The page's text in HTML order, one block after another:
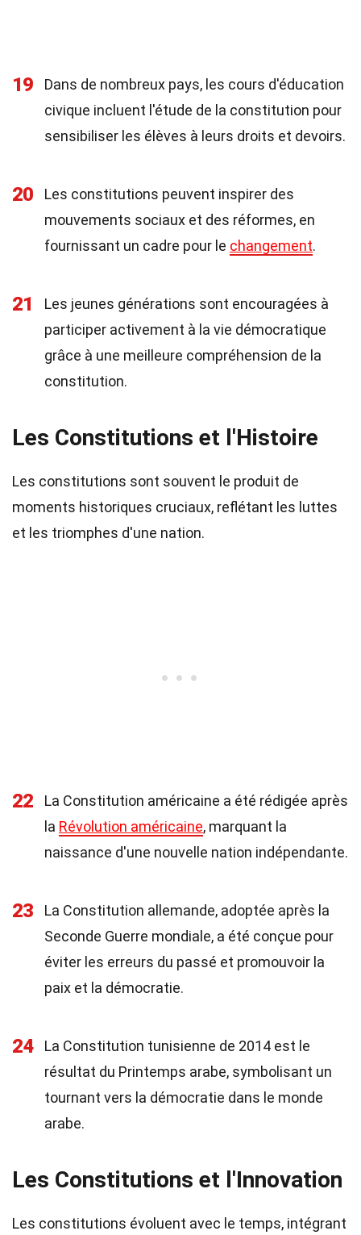
19
Dans de nombreux pays, les cours d'éducation
civique incluent l'étude de la constitution pour
sensibiliser les élèves à leurs droits et devoirs.
20
Les constitutions peuvent inspirer des
mouvements sociaux et des réformes, en
fournissant un cadre pour le changement.
21
Les jeunes générations sont encouragées à
participer activement à la vie démocratique
grâce à une meilleure compréhension de la
constitution.
Les Constitutions et l'Histoire
Les constitutions sont souvent le produit de
moments historiques cruciaux, reflétant les luttes
et les triomphes d'une nation.
22
La Constitution américaine a été rédigée après
la Révolution américaine, marquant la
naissance d'une nouvelle nation indépendante.
23
La Constitution allemande, adoptée après la
Seconde Guerre mondiale, a été conçue pour
éviter les erreurs du passé et promouvoir la
paix et la démocratie.
24
La Constitution tunisienne de 2014 est le
résultat du Printemps arabe, symbolisant un
tournant vers la démocratie dans le monde
arabe.
Les Constitutions et l'Innovation
Les constitutions évoluent avec le temps, intégrant